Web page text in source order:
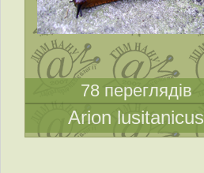
78 переглядів
Arion lusitanicus